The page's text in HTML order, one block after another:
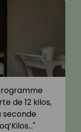
de 12 kilos,
seconde